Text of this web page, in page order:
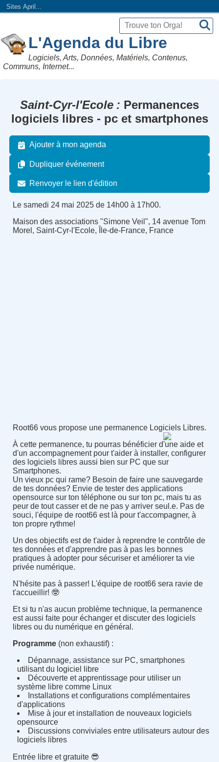
Sites April...
L'Agenda du Libre
Logiciels, Arts, Données, Matériels, Contenus,
Communs, Internet...
Saint-Cyr-l'Ecole
Permanences
logiciels libres - pc et smartphones
Ajouter à mon agenda
Dupliquer événement
Renvoyer le lien d'édition
Le samedi 24 mai 2025 de 14h00 à 17h00.
Maison des associations "Simone Veil", 14 avenue Tom
Morel, Saint-Cyr-l'Ecole, Île-de-France, France
Root66 vous propose une permanence Logiciels Libres.
À cette permanence, tu pourras bénéficier d'une aide et
d'un accompagnement pour t'aider à installer, configurer
des logiciels libres aussi bien sur PC que sur
Smartphones.
Un vieux pc qui rame?Besoin de faire une sauvegarde
de tes données?Envie de tester des applications
opensource sur ton téléphone ou sur ton pc, mais tu as
peur de tout casser et de ne pas y arriver seul.e. Pas de
souci, l'équipe de root66 est là pour t'accompagner, à
ton propre rythme!
Un des objectifs est de t'aider à reprendre le contrôle de
tes données et d'apprendre pas à pas les bonnes
pratiques à adopter pour sécuriser et améliorer ta vie
privée numérique.
N'hésite pas à passer! L'équipe de root66 sera ravie de
t'accueillir! 🤓
Et si tu n'as aucun problème technique, la permanence
est aussi faite pour échanger et discuter des logiciels
libres ou du numérique en général.
Programme(non exhaustif) :
Dépannage, assistance sur PC, smartphones
utilisant du logiciel libre
Découverte et apprentissage pour utiliser un
système libre comme Linux
Installations et configurations complémentaires
d'applications
Mise à jour et installation de nouveaux logiciels
opensource
Discussions conviviales entre utilisateurs autour des
logiciels libres
Entrée libre et gratuite 😎